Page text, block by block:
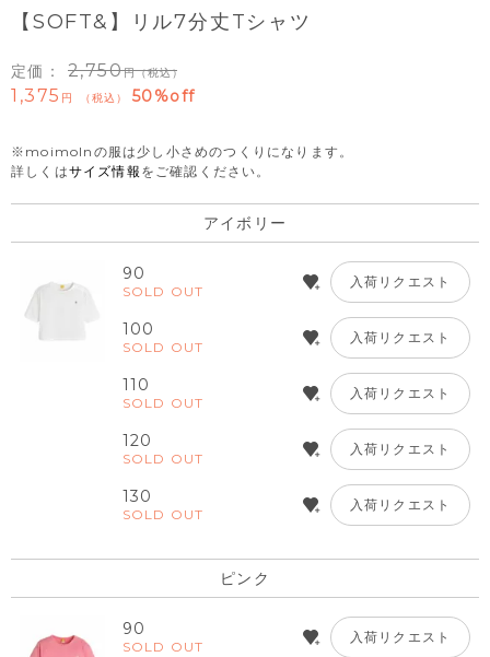
【SOFT&】リル7分丈Tシャツ
定価： 2,750 （税込）
1,375 税込 50%off
※moimolnの服は少し小さめのつくりになります。
詳しくはサイズ情報 をご確認ください。
アイボリー
90
SOLD OUT
入荷リクエスト
100
SOLD OUT
入荷リクエスト
110
SOLD OUT
入荷リクエスト
120
SOLD OUT
入荷リクエスト
130
SOLD OUT
入荷リクエスト
ピンク
90
SOLD OUT
入荷リクエスト